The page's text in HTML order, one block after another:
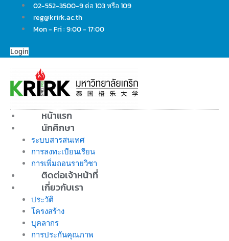
content
02-552-3500-9 ต่อ 103 หรือ 109
reg@krirk.ac.th
Mon - Fri : 9:00 - 17:00
Login
หน้าแรก
นักศึกษา
ระบบสารสนเทศ
การลงทะเบียนเรียน
การเพิ่มถอนรายวิชา
ติดต่อเจ้าหน้าที่
เกี่ยวกับเรา
ประวัติ
โครงสร้าง
บุคลากร
การประกันคุณภาพ